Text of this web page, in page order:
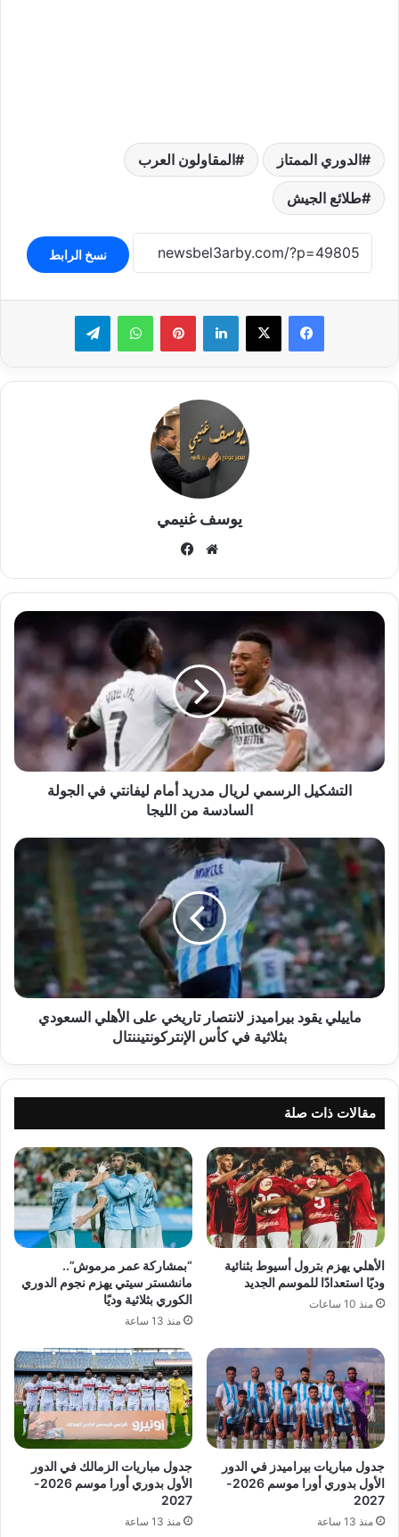
الدوري الممتاز المقاولون العرب
طلائع الجيش
نسخ الرابط
لينكدإن بينتيريستواتساب تيلقرام
يوسف غنيمي
موقع
التشكيل
لريال
مدريد
ليفانتي
في
الجولة
السادسة
التشكيل الرسمي لريال مدريد أمام ليفانتي في الجولة
السادسة من الليجا
ماييلي
يقود
بيراميدز
لانتصار
تاريخي
على
الأهلي
السعودي
بثلاثية
ماييلي يقود بيراميدز لانتصار تاريخي على الأهلي السعودي
بثلاثية في كأس الإنتركونتيننتال
مقالات ذات صلة
الأهلي يهزم بترول أسيوط بثنائية
وديًا استعدادًا للموسم الجديد
منذ 10 ساعات
“بمشاركة عمر مرموش”..
مانشستر سيتي يهزم نجوم الدوري
الكوري بثلاثية وديًا
منذ 13 ساعة
جدول مباريات بيراميدز في الدور
الأول بدوري أورا موسم 2026-
2027
منذ 13 ساعة
جدول مباريات الزمالك في الدور
الأول بدوري أورا موسم 2026-
2027
منذ 13 ساعة